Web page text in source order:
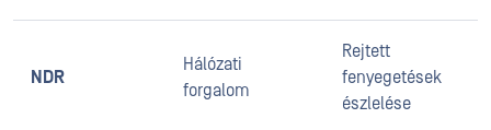
NDR
Hálózati
forgalom
Rejtett
fenyegetések
észlelése